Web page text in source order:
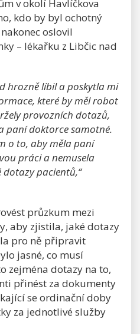
v okolí Havlíčkova
kdo by byl ochotný
oslovil
– lékařku z Libčic nad
hrozně líbil a poskytla mi
které by měl robot
provozních dotazů,
paní doktorce samotné.
o to, aby měla paní
práci a nemusela
pacientů,“
průzkum mezi
aby zjistila, jaké dotazy
pro ně připravit
jasné, co musí
zejména dotazy na to,
přinést za dokumenty
se ordinační doby
za jednotlivé služby